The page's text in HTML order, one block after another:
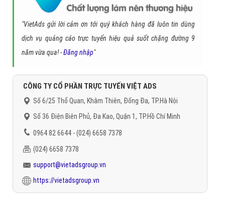
"VietAds gửi lời cảm ơn tới quý khách hàng đã luôn tin dùng
dịch vụ quảng cáo trực tuyến hiệu quả suốt chặng đường 9
năm vừa qua! -Đăng nhập"
CÔNG TY CỔ PHẦN TRỰC TUYẾN VIỆT ADS
Số 6/25 Thổ Quan, Khâm Thiên, Đống Đa, TP.Hà Nội
Số 36 Điện Biên Phủ, Đa Kao, Quận 1, TP.Hồ Chí Minh
0964 82 6644 - (024) 6658 7378
(024) 6658 7378
support@vietadsgroup.vn
https://vietadsgroup.vn